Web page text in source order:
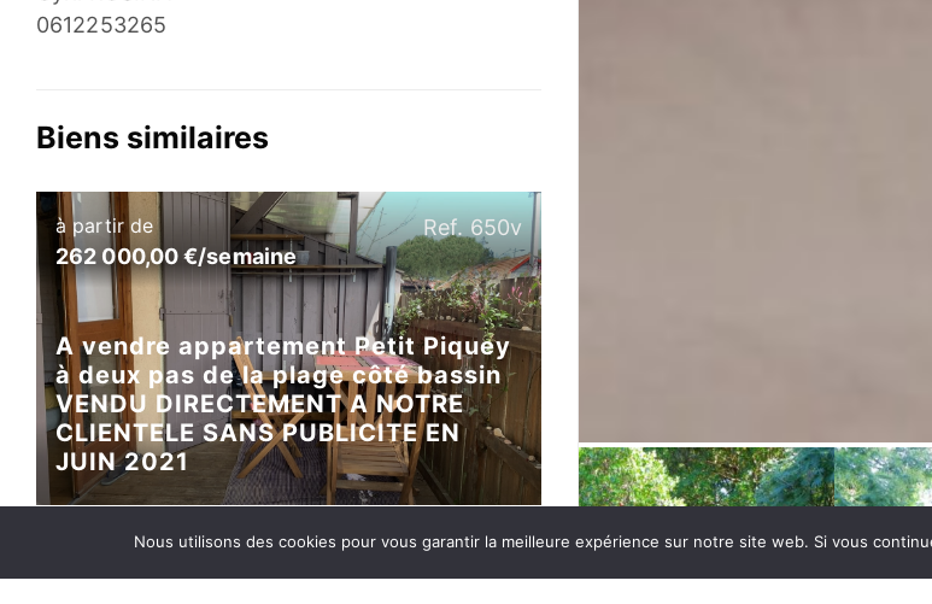
0612253265
Biens similaires
à partir de
262 000,00 €/semaine
Ref. 650v
A vendre appartement Petit Piquey
à deux pas de la plage côté bassin
VENDU DIRECTEMENT A NOTRE
CLIENTELE SANS PUBLICITE EN
JUIN 2021
Nous utilisons des cookies pour vous garantir la meilleure expérience sur notre site web. Si vous